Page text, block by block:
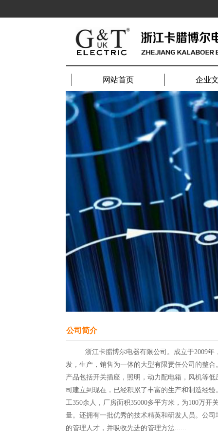
网站首页 企业
公司简介
发，生产，销售为一体的大型有限责任公司的整合
产品包括开关插座，照明，动力配电箱，风机等低
司建立到现在，已经积累了丰富的生产和制造经验
工350余人，厂房面积35000多平方米，为100万开
量。还拥有一批优秀的技术精英和研发人员。公司
的管理人才，并吸收先进的管理方法......